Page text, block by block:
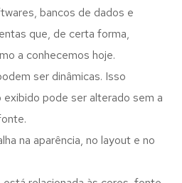
bancos de dados e
que, de certa forma,
a conhecemos hoje.
ser dinâmicas. Isso
pode ser alterado sem a
na aparência, no layout e no